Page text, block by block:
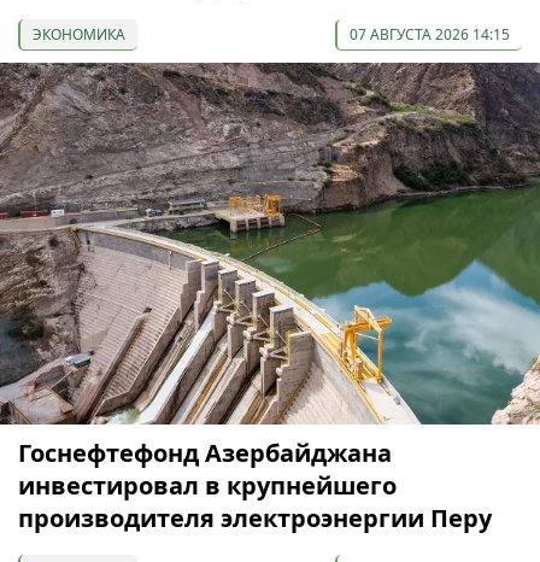
ЭКОНОМИКА 07 АВГУСТА 2026 14:15
Госнефтефонд Азербайджана
инвестировал в крупнейшего
производителя электроэнергии Перу